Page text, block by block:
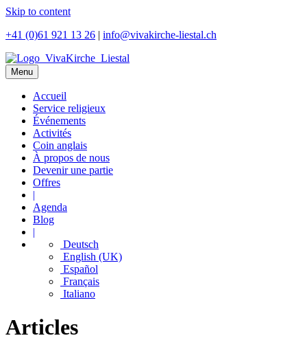
Skip to content
+41 (0)61 921 13 26 | info@vivakirche-liestal.ch
Menu
Accueil
Service religieux
Événements
Activités
Coin anglais
À propos de nous
Devenir une partie
Offres
|
Agenda
Blog
|
Deutsch
English (UK)
Español
Français
Italiano
Articles